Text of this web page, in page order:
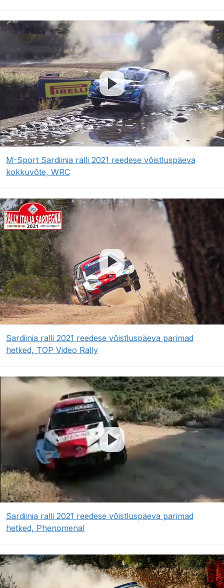
M-Sport Sardiinia ralli 2021 reedese võistluspäeva
kokkuvõte, WRC
Sardiinia ralli 2021 reedese võistluspäeva parimad
hetked, TOP Video Rally
Sardiinia ralli 2021 reedese võistluspäeva parimad
hetked, Phenomenal